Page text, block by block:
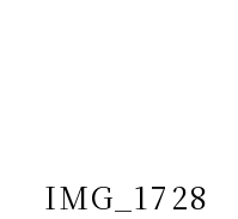
IMG_1728